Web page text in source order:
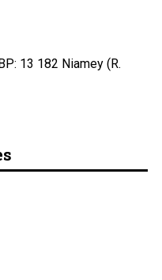
13 182 Niamey (R.